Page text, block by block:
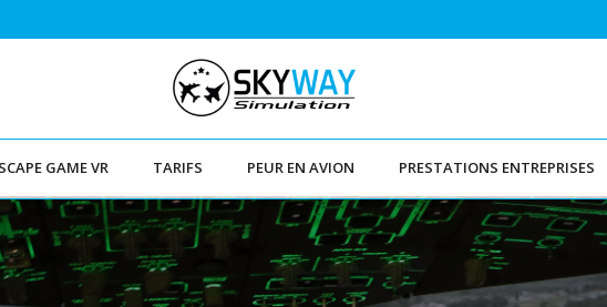
GAME VR TARIFS PEUR EN AVION PRESTATIONS ENTREPRISES